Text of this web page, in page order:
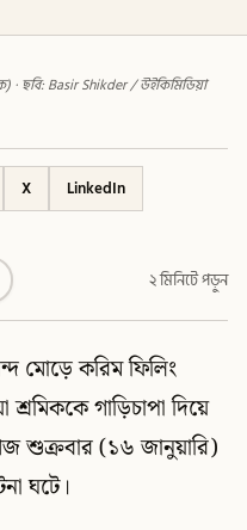
· ছবি: Basir Shikder / উইকিমিডিয়া
X
LinkedIn
২ মিনিটে পড়ুন
মোড়ে করিম ফিলিং
গাড়িচাপা দিয়ে
শুক্রবার (১৬ জানুয়ারি)
ঘটে।